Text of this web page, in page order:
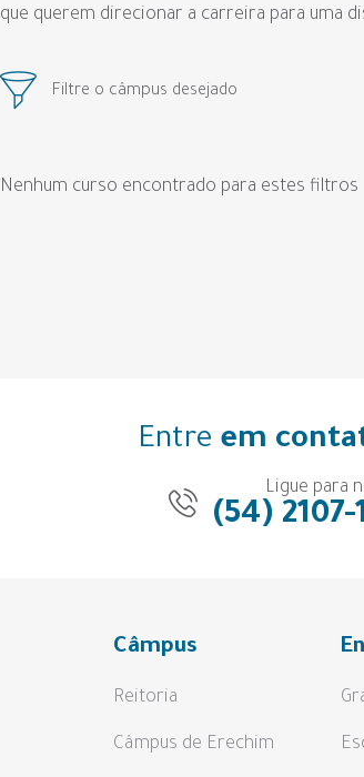
que querem direcionar a carreira para uma
Filtre o câmpus desejado
Nenhum curso encontrado para estes filtros
Entre em
Ligue para
(54) 2107-
Câmpus
Reitoria
Câmpus de Erechim